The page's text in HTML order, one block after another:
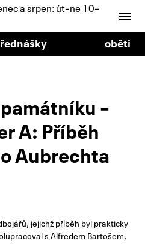
a srpen: út–ne 10–
oběti
–
A: Příběh
Aubrechta
jejichž příběh byl prakticky
s Alfredem Bartošem,